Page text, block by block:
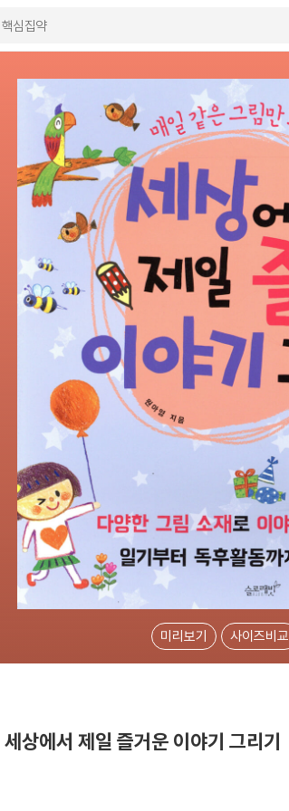
미리보기 사이즈비교
세상에서 제일 즐거운 이야기 그리기